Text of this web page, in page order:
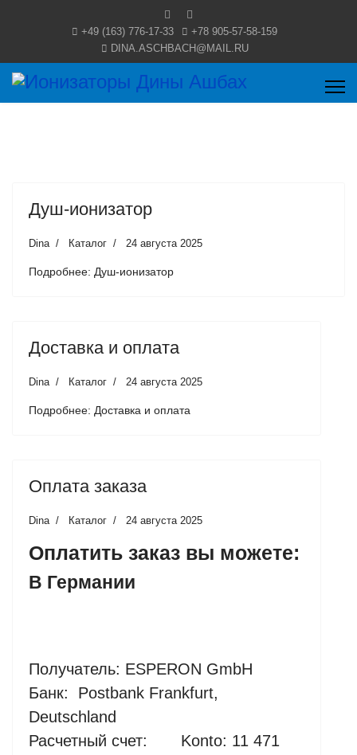
+49 (163) 776-17-33
+78 905-57-58-159
DINA.ASCHBACH@MAIL.RU
Душ-ионизатор
Dina Каталог 24 августа 2025
Подробнее: Душ-ионизатор
Доставка и оплата
Dina Каталог 24 августа 2025
Подробнее: Доставка и оплата
Оплата заказа
Dina Каталог 24 августа 2025
Оплатить заказ вы можете:
В Германии
Получатель: ESPERON GmbH
Банк: Postbank Frankfurt,
Deutschland
Расчетный счет: Konto: 11 471